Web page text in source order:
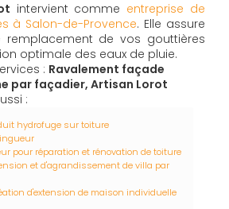
intervient comme entreprise de
à Salon-de-Provence. Elle assure
remplacement de vos gouttières
optimale des eaux de pluie.
: Ravalement façade
par façadier, Artisan Lorot
:
hydrofuge sur toiture
pour réparation et rénovation de toiture
et d'agrandissement de villa par
d'extension de maison individuelle